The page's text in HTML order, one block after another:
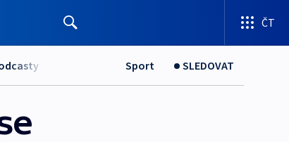
ČT
Sport SLEDOVAT